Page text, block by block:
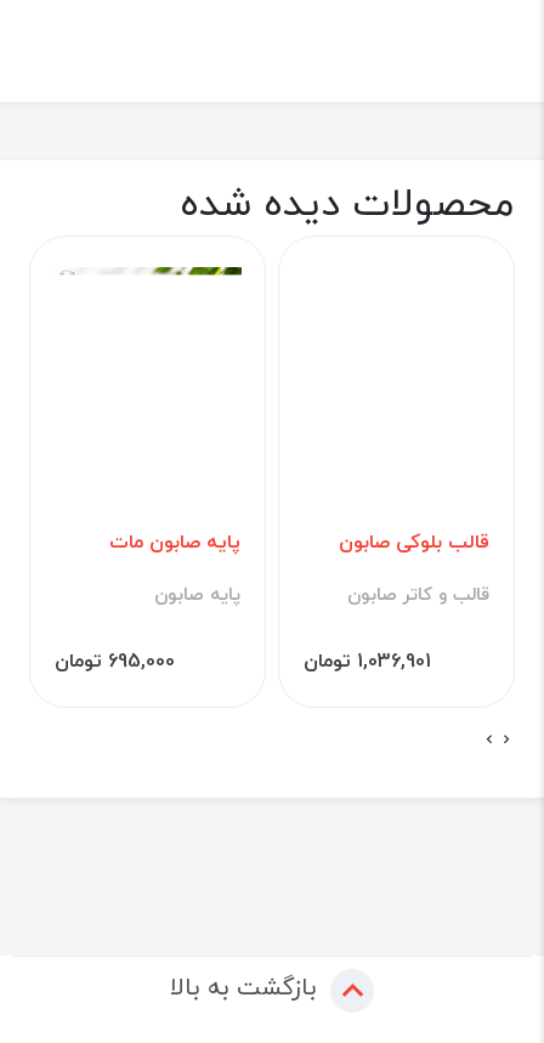
محصولات دیده شده
قالب بلوکی صابون
قالب و کاتر صابون
1,036,901 تومان
پایه صابون مات
پایه صابون
695,000 تومان
بازگشت به بالا